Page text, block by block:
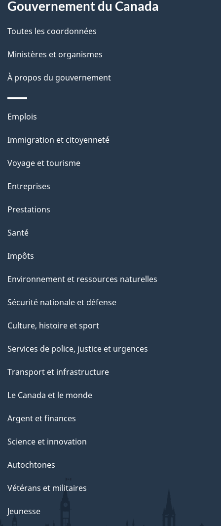
t
a
l
s
l
a
a
g
"
propos
ce
site
Gouvernement du Canada
Toutes les coordonnées
Ministères et organismes
À propos du gouvernement
Thèmes
sujets
Emplois
Immigration et citoyenneté
Voyage et tourisme
Entreprises
Prestations
Santé
Impôts
Environnement et ressources naturelles
Sécurité nationale et défense
Culture, histoire et sport
Services de police, justice et urgences
Transport et infrastructure
Le Canada et le monde
Argent et finances
Science et innovation
Autochtones
Vétérans et militaires
Jeunesse